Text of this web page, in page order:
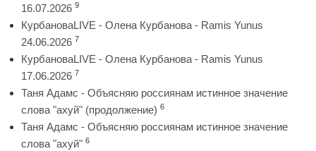
16.07.2026 9
КурбановаLIVE - Олена Курбанова - Ramis Yunus
24.06.2026 7
КурбановаLIVE - Олена Курбанова - Ramis Yunus
17.06.2026 7
Таня Адамс - Объясняю россиянам истинное значение
слова "ахуй" (продолжение) 6
Таня Адамс - Объясняю россиянам истинное значение
слова "ахуй" 6